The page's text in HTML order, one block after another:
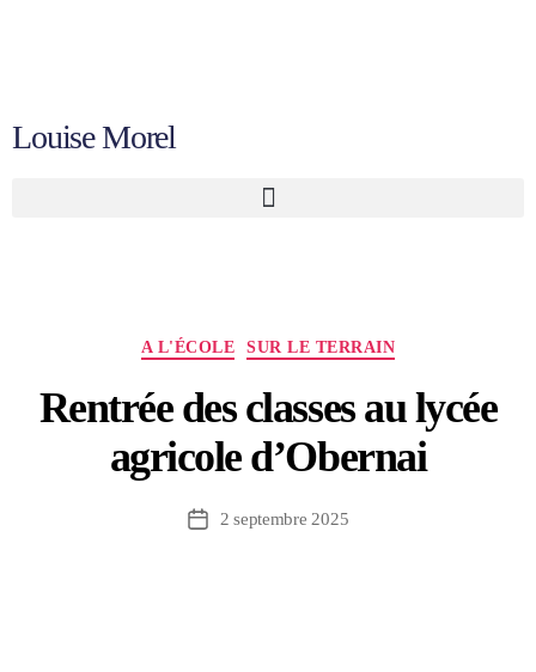
Louise Morel
A L'ÉCOLE SUR LE TERRAIN
Rentrée des classes au lycée
agricole d’Obernai
2 septembre 2025